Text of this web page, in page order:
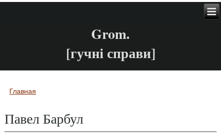
Grom.
[гучні справи]
Вы здесь
Главная
Павел Барбул